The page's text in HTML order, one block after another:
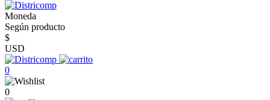
Moneda
Según producto
$
USD
0
0